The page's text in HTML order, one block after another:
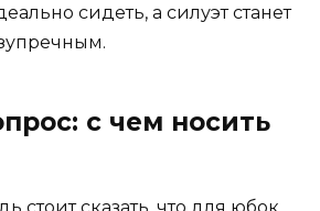
сидеть, а силуэт станет
с чем носить